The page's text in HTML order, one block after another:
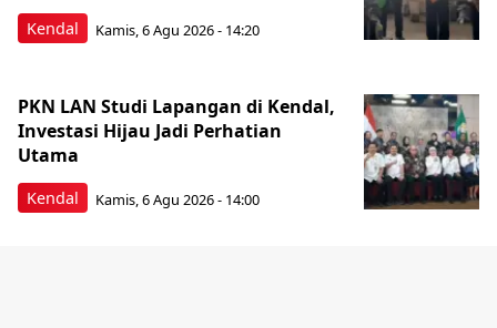
Kendal Kamis, 6 Agu 2026 - 14:20
Kendal
PKN LAN Studi Lapangan di Kendal,
Investasi Hijau Jadi Perhatian
Utama
Kamis, 6 Agu 2026 - 14:00